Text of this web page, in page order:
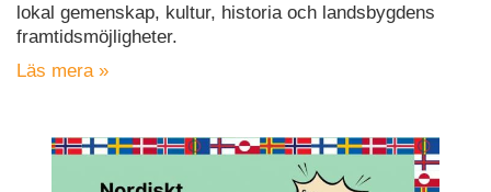
lokal gemenskap, kultur, historia och landsbygdens
framtidsmöjligheter.
Läs mera »